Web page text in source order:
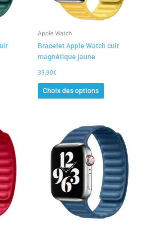
Apple Watch
Bracelet Apple Watch cuir
magnétique jaune
39.90€
Choix des options
peuvent
être
la
produit
Ce
produit
a
plusieurs
variations.
Les
options
peuvent
être